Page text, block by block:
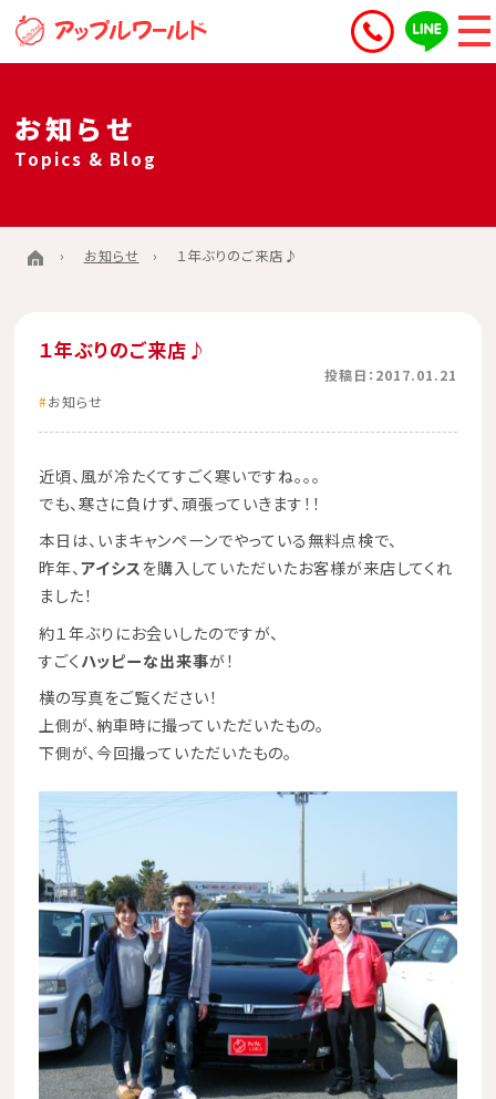
お知らせ
Topics & Blog
お知らせ １年ぶりのご来店♪
１年ぶりのご来店♪
投稿日：2017.01.21
お知らせ
近頃、風が冷たくてすごく寒いですね。。。
でも、寒さに負けず、頑張っていきます！！
本日は、いまキャンペーンでやっている無料点検で、
昨年、アイシスを購入していただいたお客様が来店してくれ
ました！
約１年ぶりにお会いしたのですが、
すごくハッピーな出来事が！
横の写真をご覧ください！
上側が、納車時に撮っていただいたもの。
下側が、今回撮っていただいたもの。